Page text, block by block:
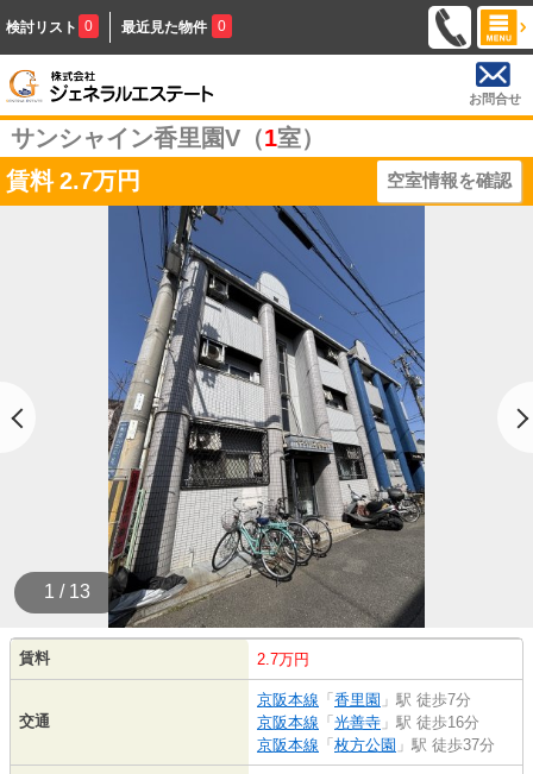
検討リスト 0 最近見た物件 0
お問合せ
サンシャイン香里園V（1室）
賃料 2.7万円 空室情報を確認
1 / 13
賃料 2.7万円
交通
京阪本線 「 香里園 」駅 徒歩7分
京阪本線 「 光善寺 」駅 徒歩16分
京阪本線 「 枚方公園 」駅 徒歩37分